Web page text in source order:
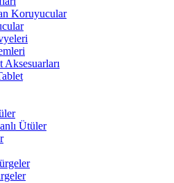
Koruyucular
Aksesuarları
Ütüler